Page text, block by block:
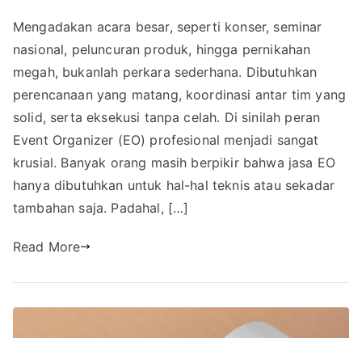
Mengadakan acara besar, seperti konser, seminar
nasional, peluncuran produk, hingga pernikahan
megah, bukanlah perkara sederhana. Dibutuhkan
perencanaan yang matang, koordinasi antar tim yang
solid, serta eksekusi tanpa celah. Di sinilah peran
Event Organizer (EO) profesional menjadi sangat
krusial. Banyak orang masih berpikir bahwa jasa EO
hanya dibutuhkan untuk hal-hal teknis atau sekadar
tambahan saja. Padahal, […]
Read More